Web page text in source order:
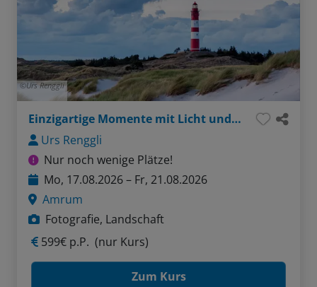
Urs Renggli
Einzigartige Momente mit Licht und Kamera
Urs Renggli
Nur noch wenige Plätze!
Mo, 17.08.2026 – Fr, 21.08.2026
Amrum
Fotografie, Landschaft
599€ p.P. (nur Kurs)
Zum Kurs